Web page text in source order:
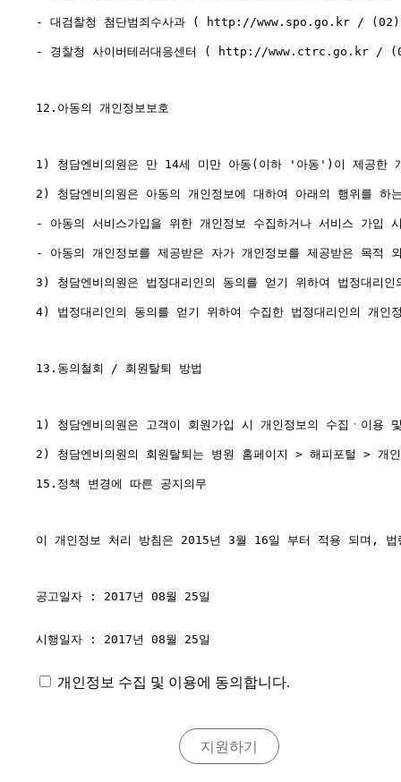
- 대검찰청 첨단범죄수사과 ( http://www.spo.go.kr /
- 경찰청 사이버테러대응센터 ( http://www.ctrc.go.kr /
12.아동의 개인정보보호
1) 청담엔비의원은 만 14세 미만 아동(이하 '아동')이 제공한
2) 청담엔비의원은 아동의 개인정보에 대하여 아래의 행위를
- 아동의 서비스가입을 위한 개인정보 수집하거나 서비스 가입
- 아동의 개인정보를 제공받은 자가 개인정보를 제공받은 목적
3) 청담엔비의원은 법정대리인의 동의를 얻기 위하여 법정대
4) 법정대리인의 동의를 얻기 위하여 수집한 법정대리인의 개
13.동의철회 / 회원탈퇴 방법
1) 청담엔비의원은 고객이 회원가입 시 개인정보의 수집ㆍ이용
2) 청담엔비의원의 회원탈퇴는 병원 홈페이지 > 해피포털 > 개
15.정책 변경에 따른 공지의무
이 개인정보 처리 방침은 2015년 3월 16일 부터 적용 되며,
공고일자 : 2017년 08월 25일
시행일자 : 2017년 08월 25일
개인정보 수집 및 이용에 동의합니다.